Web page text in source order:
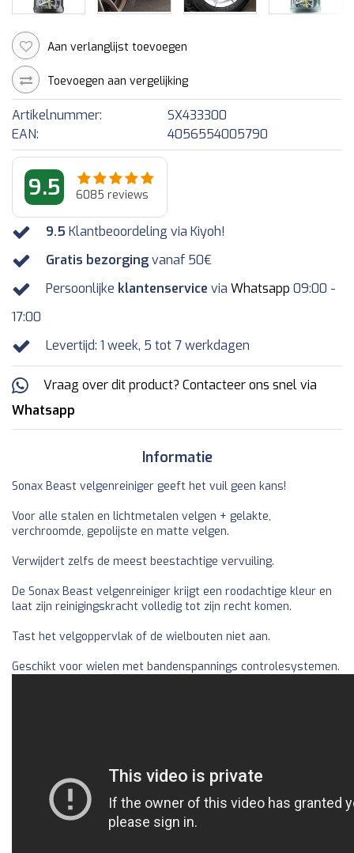
Aan verlanglijst toevoegen
Toevoegen aan vergelijking
Artikelnummer:
SX433300
EAN:
4056554005790
9.5 6085 reviews
9.5 Klantbeoordeling via Kiyoh!
Gratis bezorgingvanaf 50€
Persoonlijke klantenservice via Whatsapp 09:00 -
17:00
Levertijd: 1 week, 5 tot 7 werkdagen
Vraag over dit product? Contacteer ons snel via
Whatsapp
Informatie
Sonax Beast velgenreiniger geeft het vuil geen kans!
Voor alle stalen en lichtmetalen velgen + gelakte,
verchroomde, gepolijste en matte velgen.
Verwijdert zelfs de meest beestachtige vervuiling.
De Sonax Beast velgenreiniger krijgt een roodachtige kleur en
laat zijn reinigingskracht volledig tot zijn recht komen.
Tast het velgoppervlak of de wielbouten niet aan.
Geschikt voor wielen met bandenspannings controlesystemen.